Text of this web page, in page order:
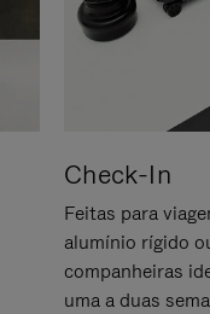
Check-In
Feitas para
alumínio rígido
companheiras
uma a duas